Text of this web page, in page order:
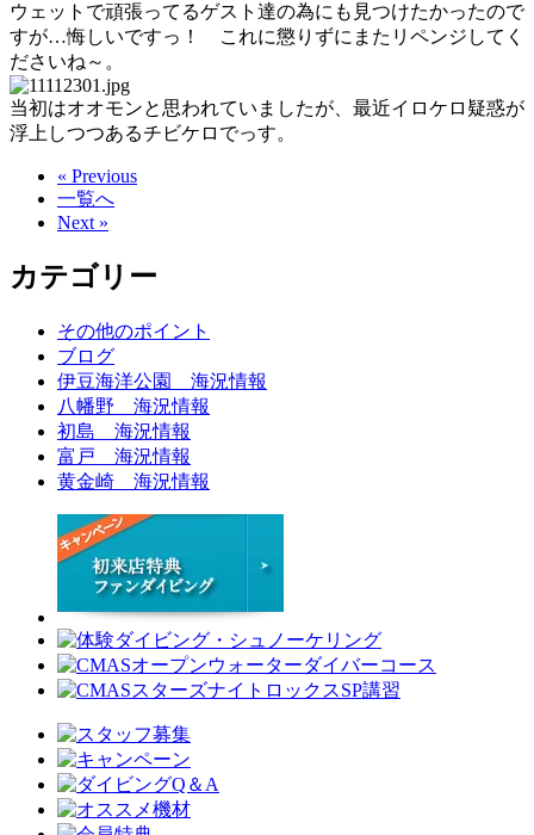
ウェットで頑張ってるゲスト達の為にも見つけたかったので
すが…悔しいですっ！ これに懲りずにまたリペンジしてく
ださいね～。
当初はオオモンと思われていましたが、最近イロケロ疑惑が
浮上しつつあるチビケロでっす。
« Previous
一覧へ
Next »
カテゴリー
その他のポイント
ブログ
伊豆海洋公園 海況情報
八幡野 海況情報
初島 海況情報
富戸 海況情報
黄金崎 海況情報